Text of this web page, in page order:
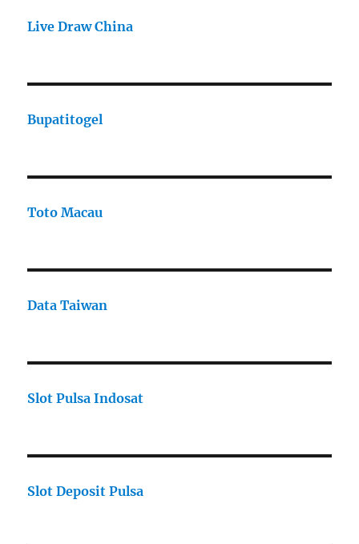
Live Draw China
Bupatitogel
Toto Macau
Data Taiwan
Slot Pulsa Indosat
Slot Deposit Pulsa